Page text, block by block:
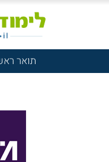
תואר